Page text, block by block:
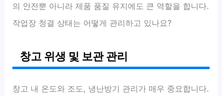
의 안전뿐 아니라 제품 품질 유지에도 큰 역할을 합니다.
작업장 청결 상태는 어떻게 관리하고 있나요?
창고 위생 및 보관 관리
창고 내 온도와 조도, 냉난방기 관리가 매우 중요합니다.